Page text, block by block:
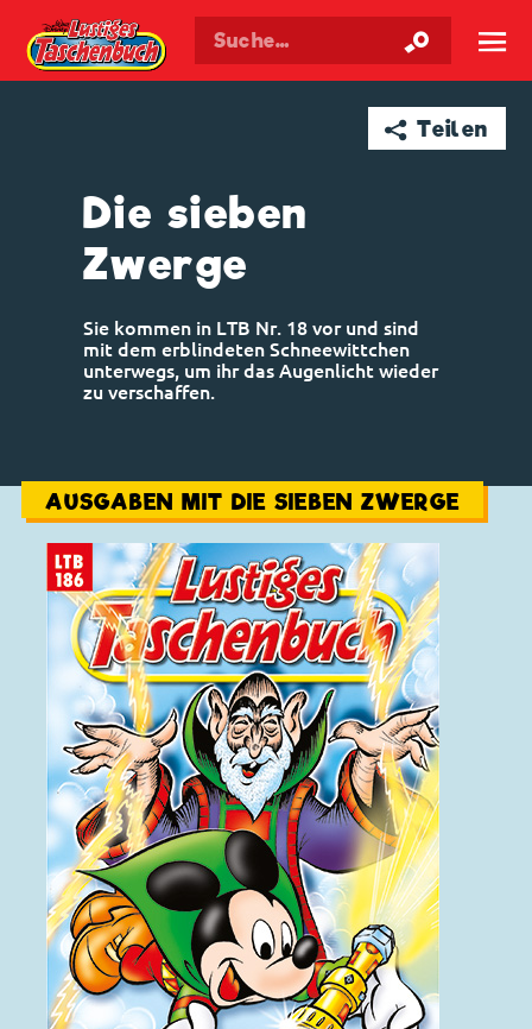
Walt Disneys Taschenbuch ☰
➦ Teilen
Die sieben
Zwerge
Sie kommen in LTB Nr. 18 vor und sind
mit dem erblindeten Schneewittchen
unterwegs, um ihr das Augenlicht wieder
zu verschaffen.
AUSGABEN MIT DIE SIEBEN ZWERGE